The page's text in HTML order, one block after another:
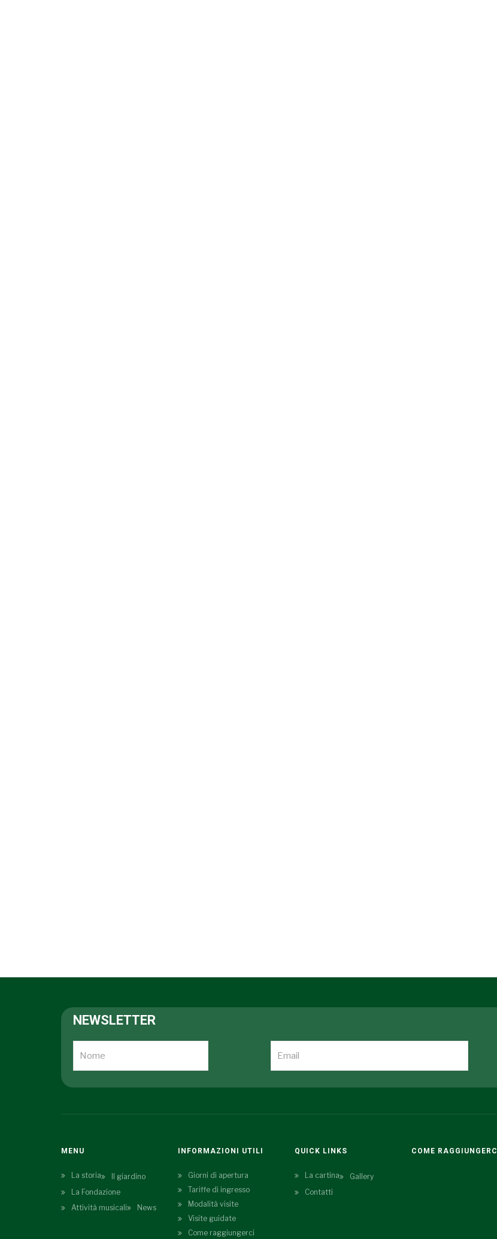
NEWSLETTER
MENU
La storia
Il giardino
La Fondazione
Attività musicali
News
INFORMAZIONI UTILI
Giorni di apertura
Tariffe di ingresso
Modalità visite
Visite guidate
Come raggiungerci
QUICK LINKS
La cartina
Gallery
Contatti
COME RAGGIUNGERCI